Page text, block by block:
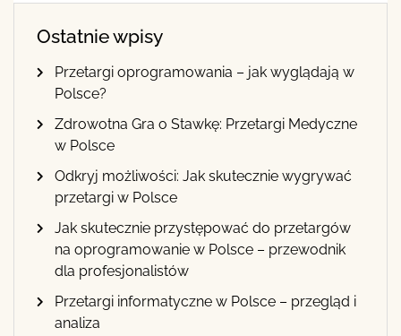
Ostatnie wpisy
Przetargi oprogramowania – jak wyglądają w
Polsce?
Zdrowotna Gra o Stawkę: Przetargi Medyczne
w Polsce
Odkryj możliwości: Jak skutecznie wygrywać
przetargi w Polsce
Jak skutecznie przystępować do przetargów
na oprogramowanie w Polsce – przewodnik
dla profesjonalistów
Przetargi informatyczne w Polsce – przegląd i
analiza